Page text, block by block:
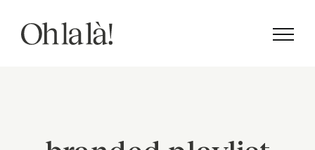
content